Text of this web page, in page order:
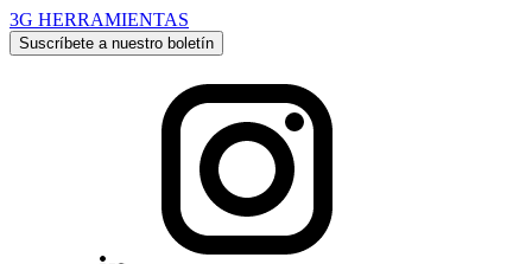
3G HERRAMIENTAS
Suscríbete a nuestro boletín